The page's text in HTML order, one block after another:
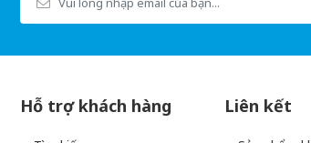
viêm, đau nhức do gout gây ra. Nhiều
Hỗ trợ khách hàng Liên kết